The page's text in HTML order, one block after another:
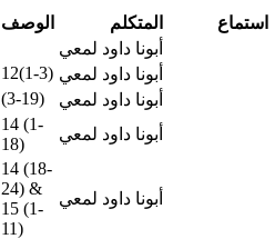
الوصف المتكلم
استماع
أبونا داود لمعي
12(1-3) أبونا داود لمعي
(3-19)
أبونا داود لمعي
14 (1-
18)
أبونا داود لمعي
14 (18-
24) &
15 (1-
11)
أبونا داود لمعي